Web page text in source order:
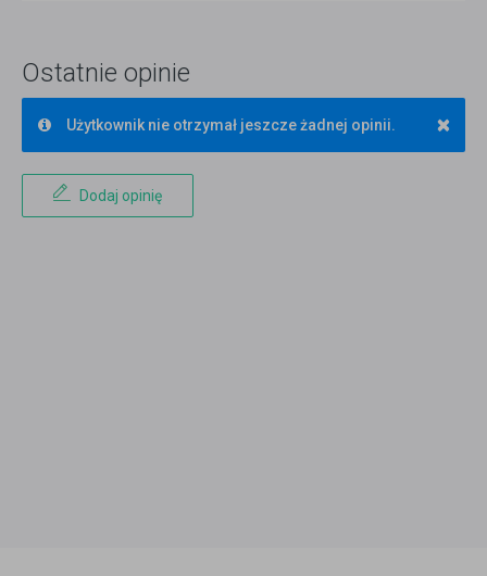
Ostatnie opinie
×
Użytkownik nie otrzymał jeszcze żadnej opinii.
Dodaj opinię